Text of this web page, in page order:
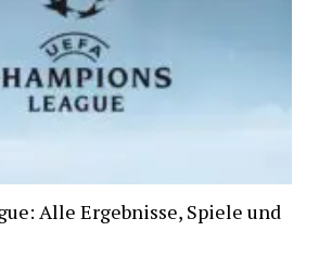
Alle Ergebnisse, Spiele und